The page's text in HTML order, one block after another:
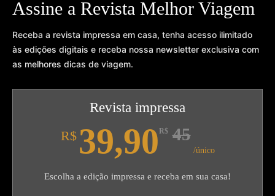
Assine a Revista Melhor Viagem
Receba a revista impressa em casa, tenha acesso ilimitado
às edições digitais e receba nossa newsletter exclusiva com
as melhores dicas de viagem.
Revista impressa
R$ 39,90 R$ 45
/único
Escolha a edição impressa e receba em sua casa!